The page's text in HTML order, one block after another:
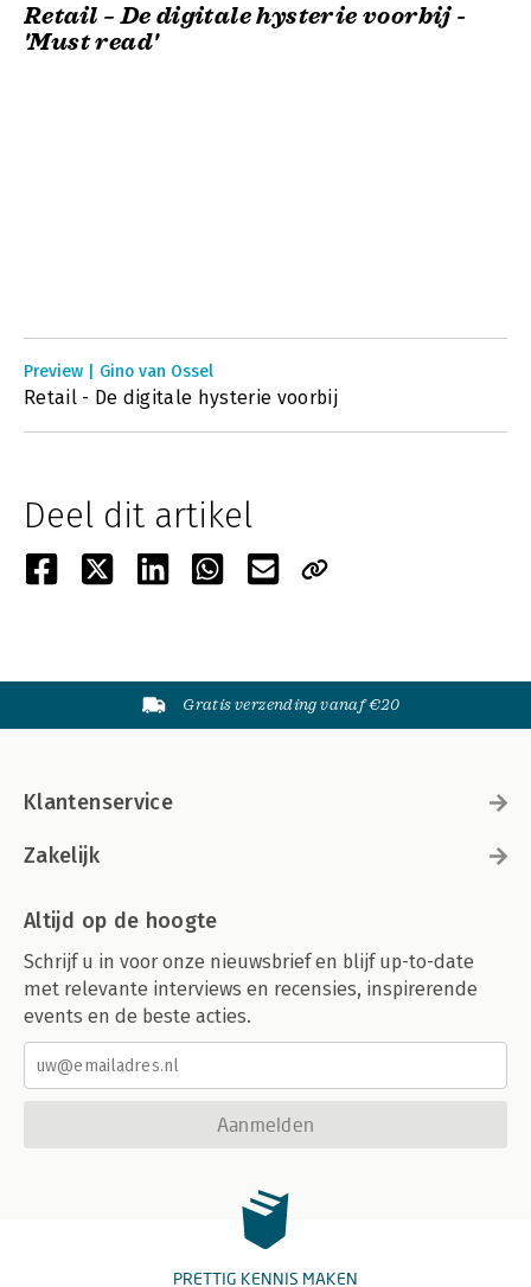
Retail – De digitale hysterie voorbij -
'Must read'
Preview | Gino van Ossel
Retail - De digitale hysterie voorbij
Deel dit artikel
Gratis verzending vanaf €20
Klantenservice
Zakelijk
Altijd op de hoogte
Schrijf u in voor onze nieuwsbrief en blijf up-to-date
met relevante interviews en recensies, inspirerende
events en de beste acties.
Aanmelden
PRETTIG KENNIS MAKEN